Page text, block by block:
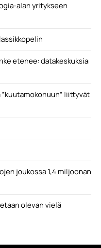
alan yritykseen
etenee: datakeskuksia
liittyvät
joukossa 1,4 miljoonan
olevan vielä